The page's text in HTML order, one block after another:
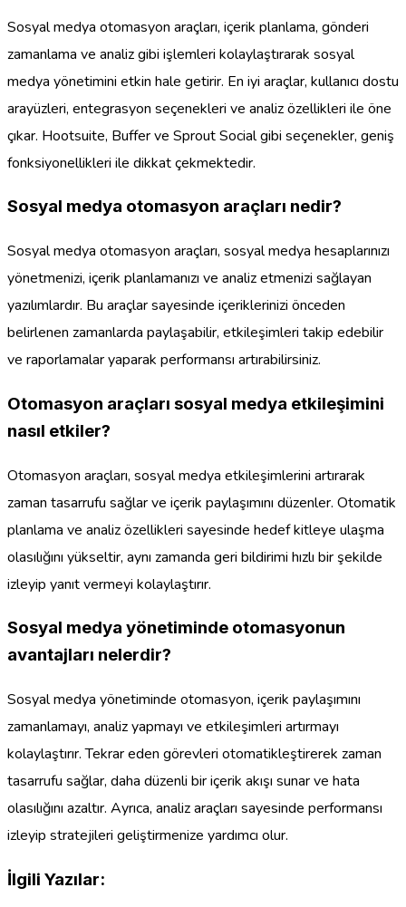
Sosyal medya otomasyon araçları, içerik planlama, gönderi
zamanlama ve analiz gibi işlemleri kolaylaştırarak sosyal
medya yönetimini etkin hale getirir. En iyi araçlar, kullanıcı dostu
arayüzleri, entegrasyon seçenekleri ve analiz özellikleri ile öne
çıkar. Hootsuite, Buffer ve Sprout Social gibi seçenekler, geniş
fonksiyonellikleri ile dikkat çekmektedir.
Sosyal medya otomasyon araçları nedir?
Sosyal medya otomasyon araçları, sosyal medya hesaplarınızı
yönetmenizi, içerik planlamanızı ve analiz etmenizi sağlayan
yazılımlardır. Bu araçlar sayesinde içeriklerinizi önceden
belirlenen zamanlarda paylaşabilir, etkileşimleri takip edebilir
ve raporlamalar yaparak performansı artırabilirsiniz.
Otomasyon araçları sosyal medya etkileşimini
nasıl etkiler?
Otomasyon araçları, sosyal medya etkileşimlerini artırarak
zaman tasarrufu sağlar ve içerik paylaşımını düzenler. Otomatik
planlama ve analiz özellikleri sayesinde hedef kitleye ulaşma
olasılığını yükseltir, aynı zamanda geri bildirimi hızlı bir şekilde
izleyip yanıt vermeyi kolaylaştırır.
Sosyal medya yönetiminde otomasyonun
avantajları nelerdir?
Sosyal medya yönetiminde otomasyon, içerik paylaşımını
zamanlamayı, analiz yapmayı ve etkileşimleri artırmayı
kolaylaştırır. Tekrar eden görevleri otomatikleştirerek zaman
tasarrufu sağlar, daha düzenli bir içerik akışı sunar ve hata
olasılığını azaltır. Ayrıca, analiz araçları sayesinde performansı
izleyip stratejileri geliştirmenize yardımcı olur.
İlgili Yazılar: